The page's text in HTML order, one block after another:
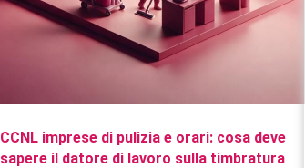
CCNL imprese di pulizia e orari: cosa deve
sapere il datore di lavoro sulla timbratura